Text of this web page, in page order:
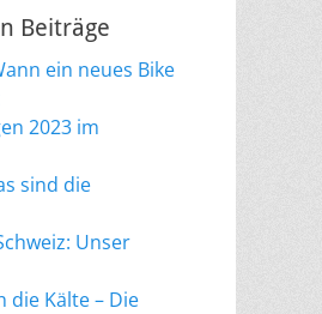
Beiträge
ein neues Bike
2023 im
sind die
Unser
die Kälte – Die